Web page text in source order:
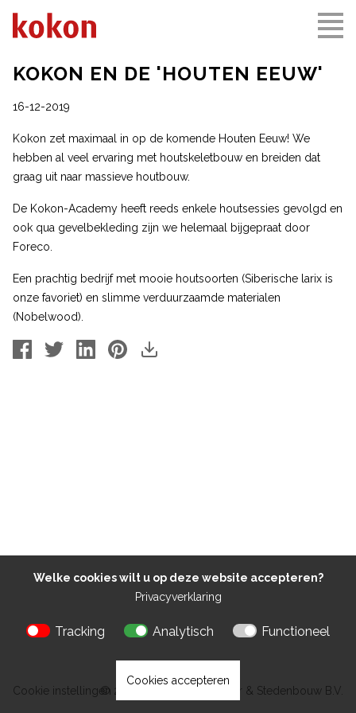
Welke cookies wilt u op deze website accepteren?
Privacyverklaring
Tracking Analytisch Functioneel
Cookies accepteren
KOKON EN DE 'HOUTEN EEUW'
16-12-2019
Kokon zet maximaal in op de komende Houten Eeuw! We
hebben al veel ervaring met houtskeletbouw en breiden dat
graag uit naar massieve houtbouw.
De Kokon-Academy heeft reeds enkele houtsessies gevolgd en
ook qua gevelbekleding zijn we helemaal bijgepraat door
Foreco.
Een prachtig bedrijf met mooie houtsoorten (Siberische larix is
onze favoriet) en slimme verduurzaamde materialen
(Nobelwood).
Cookie instellingen© 2026 Kokon Architectuur & Stedenbouw B.V.